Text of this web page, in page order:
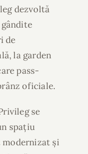
dezvoltă
de
la garden
pass-
oficiale.
se
spațiu
modernizat și